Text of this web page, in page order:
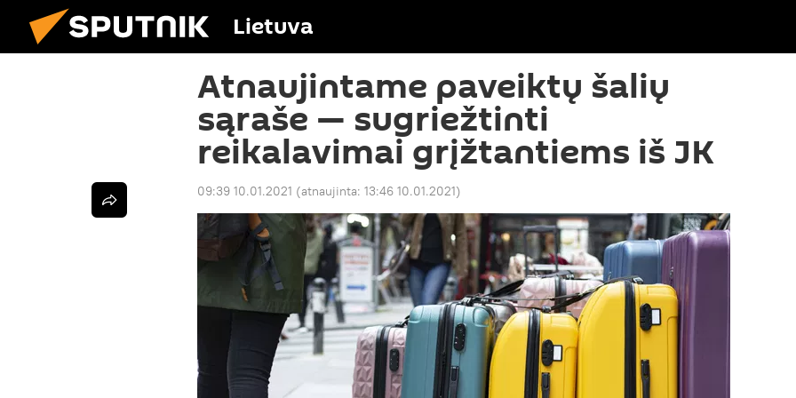
Lietuva
Atnaujintame paveiktų šalių
sąraše — sugriežtinti
reikalavimai grįžtantiems iš JK
09:39 10.01.2021 (atnaujinta: 13:46 10.01.2021)